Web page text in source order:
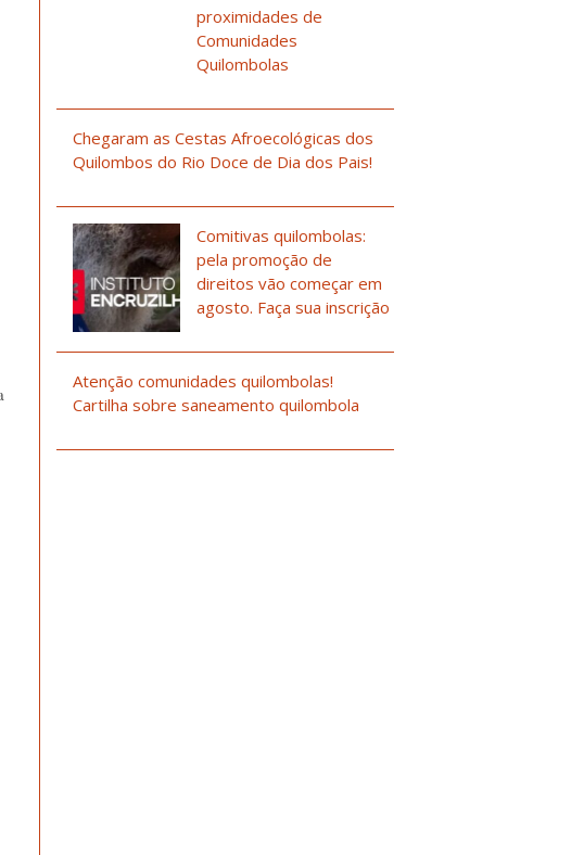
proximidades de
Comunidades
Quilombolas
Chegaram as Cestas Afroecológicas dos
Quilombos do Rio Doce de Dia dos Pais!
Comitivas quilombolas:
pela promoção de
direitos vão começar em
agosto. Faça sua inscrição
Atenção comunidades quilombolas!
Cartilha sobre saneamento quilombola